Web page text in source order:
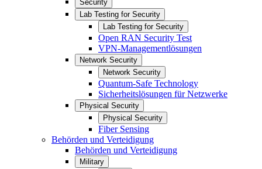
Security
Lab Testing for Security
Lab Testing for Security
Open RAN Security Test
VPN-Managementlösungen
Network Security
Network Security
Quantum-Safe Technology
Sicherheitslösungen für Netzwerke
Physical Security
Physical Security
Fiber Sensing
Behörden und Verteidigung
Behörden und Verteidigung
Military